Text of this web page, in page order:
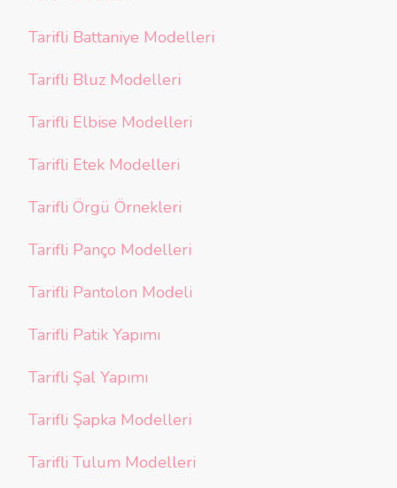
Tarifli Battaniye Modelleri
Tarifli Bluz Modelleri
Tarifli Elbise Modelleri
Tarifli Etek Modelleri
Tarifli Örgü Örnekleri
Tarifli Panço Modelleri
Tarifli Pantolon Modeli
Tarifli Patik Yapımı
Tarifli Şal Yapımı
Tarifli Şapka Modelleri
Tarifli Tulum Modelleri